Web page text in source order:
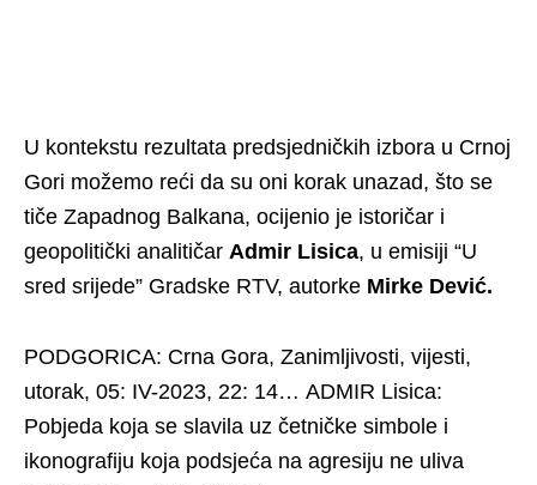
U kontekstu rezultata predsjedničkih izbora u Crnoj
Gori možemo reći da su oni korak unazad, što se
tiče Zapadnog Balkana, ocijenio je istoričar i
geopolitički analitičar Admir Lisica, u emisiji “U
sred srijede” Gradske RTV, autorke Mirke Dević.
PODGORICA: Crna Gora, Zanimljivosti, vijesti,
utorak, 05: IV-2023, 22: 14… ADMIR Lisica:
Pobjeda koja se slavila uz četničke simbole i
ikonografiju koja podsjeća na agresiju ne uliva